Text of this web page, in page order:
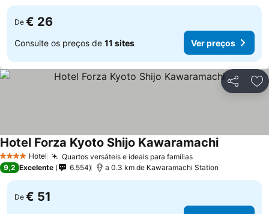
De € 26
Consulte os preços de 11 sites Ver preços
Partilhar
4 EstrelasHotel Quartos versáteis e ideais para famíliasVer preços
Hotel Forza Kyoto Shijo KawaramachiVer preços
9,2 Excelente 6.554 a 0.3 km de Kawaramachi Station
De € 51